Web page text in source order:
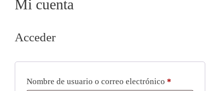
Mi cuenta
Acceder
Nombre de usuario o correo electrónico *